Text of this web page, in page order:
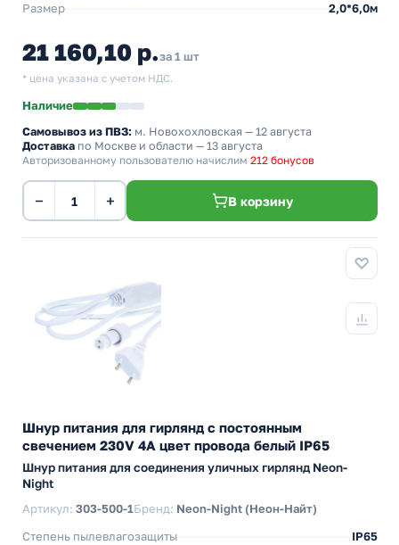
Размер
2,0*6,0м
21 160,10 р.за 1 шт
* цена указана с учетом НДС.
Наличие
Самовывоз из ПВЗ: м. Новохохловская — 12 августа
Доставка по Москве и области — 13 августа
Авторизованному пользователю начислим 212 бонусов
− + В корзину
Шнур питания для гирлянд с постоянным
свечением 230V 4A цвет провода белый IP65
Шнур питания для соединения уличных гирлянд Neon-
Night
Артикул: 303-500-1Бренд: Neon-Night (Неон-Найт)
Степень пылевлагозащиты
IP65